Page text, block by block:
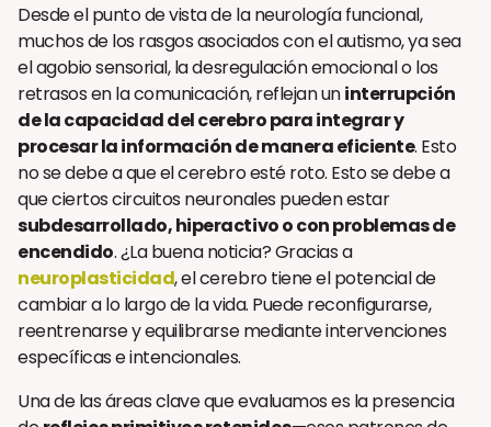
Desde el punto de vista de la neurología funcional,
muchos de los rasgos asociados con el autismo, ya sea
el agobio sensorial, la desregulación emocional o los
retrasos en la comunicación, reflejan uninterrupción
de la capacidad del cerebro para integrar y
procesar la información de manera eficiente. Esto
no se debe a que el cerebro esté roto. Esto se debe a
que ciertos circuitos neuronales pueden estar
subdesarrollado, hiperactivo o con problemas de
encendido. ¿La buena noticia? Gracias a
neuroplasticidad, el cerebro tiene el potencial de
cambiar a lo largo de la vida. Puede reconfigurarse,
reentrenarse y equilibrarse mediante intervenciones
específicas e intencionales.
Una de las áreas clave que evaluamos es la presencia